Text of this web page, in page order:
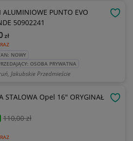
ALUMINIOWE PUNTO EVO
50902241
zł
NOWY
OSOBA PRYWATNA
Jakubskie Przedmieście
STALOWA Opel 16" ORYGINAŁ
110,00 zł